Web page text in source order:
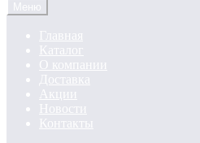
Меню
Главная
Каталог
О компании
Доставка
Акции
Новости
Контакты